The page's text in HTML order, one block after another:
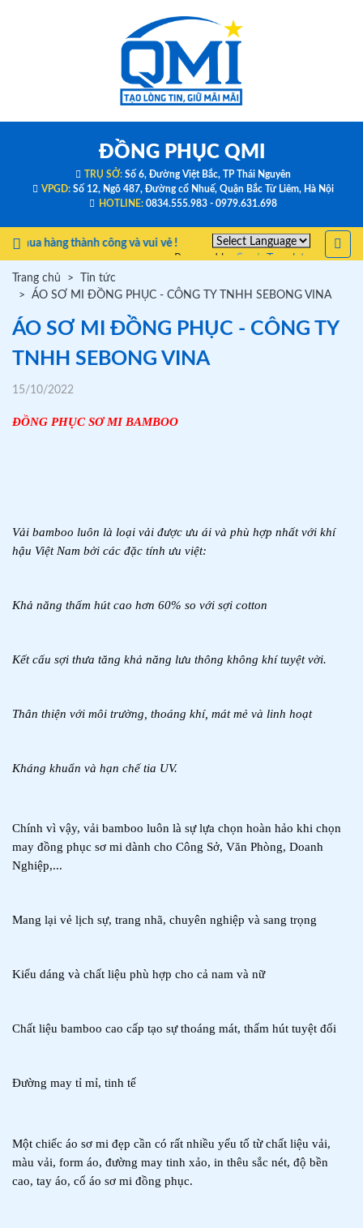
ĐỒNG PHỤC QMI
TRỤ SỞ:Số 6, Đường Việt Bắc, TP Thái Nguyên
VPGD:Số 12, Ngõ 487, Đường cổ Nhuế, Quận Bắc Từ Liêm, Hà Nội
HOTLINE: 0834.555.983 - 0979.631.698
hàng thành công và vui vẻ !
Powered by
Translate
Trang chủ
Tin tức
ÁO SƠ MI ĐỒNG PHỤC - CÔNG TY TNHH SEBONG VINA
ÁO SƠ MI ĐỒNG PHỤC - CÔNG TY
TNHH SEBONG VINA
15/10/2022
ĐỒNG PHỤC SƠ MI BAMBOO
Vải bamboo luôn là loại vải được ưu ái và phù hợp nhất với khí
hậu Việt Nam bởi các đặc tính ưu việt:
Khả năng thấm hút cao hơn 60% so với sợi cotton
Kết cấu sợi thưa tăng khả năng lưu thông không khí tuyệt vời.
Thân thiện với môi trường, thoáng khí, mát mẻ và linh hoạt
Kháng khuẩn và hạn chế tia UV.
Chính vì vậy, vải bamboo luôn là sự lựa chọn hoàn hảo khi chọn
may đồng phục sơ mi dành cho Công Sở, Văn Phòng, Doanh
Nghiệp,...
Mang lại vẻ lịch sự, trang nhã, chuyên nghiệp và sang trọng
Kiểu dáng và chất liệu phù hợp cho cả nam và nữ
Chất liệu bamboo cao cấp tạo sự thoáng mát, thấm hút tuyệt đối
Đường may tỉ mỉ, tinh tế
Một chiếc áo sơ mi đẹp cần có rất nhiều yếu tố từ chất liệu vải,
màu vải, form áo, đường may tinh xảo, in thêu sắc nét, độ bền
cao, tay áo, cổ áo sơ mi đồng phục.